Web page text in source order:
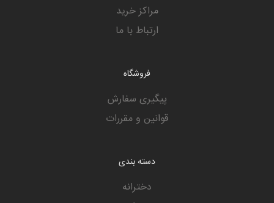
مراکز خرید
ارتباط با ما
فروشگاه
پیگیری سفارش
قوانین و مقررات
دسته بندی
دخترانه